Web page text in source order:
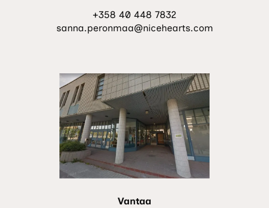
sivustolla.
Linkki
välilehteen.)
+358 40 448 7832
sanna.peronmaa@nicehearts.com
Vantaa